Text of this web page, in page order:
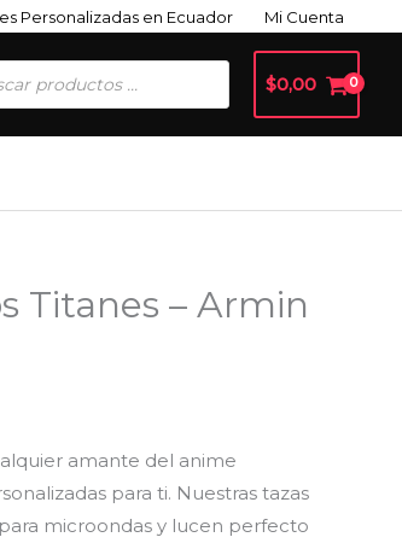
Personalizadas en Ecuador Mi Cuenta
$0,00
Titanes – Armin
amante del anime
para ti. Nuestras tazas
microondas y lucen perfecto